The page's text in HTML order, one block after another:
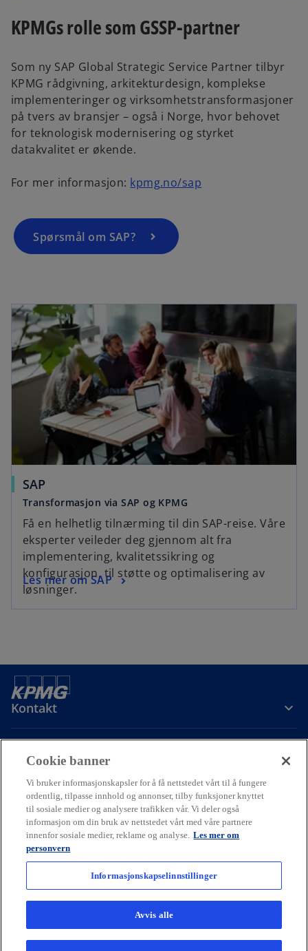
KPMGs rolle som GSSP-partner
Som ny SAP Global Strategic Service Partner tilbyr
KPMG rådgivning, arkitekturdesign, komplekse
implementeringer og virksomhetstransformasjoner
på tvers av bransjer – også i Norge, hvor behovet
for teknologisk modernisering og styrket
datakvalitet er økende.
For mer informasjon: kpmg.no/sap
Spørsmål om SAP?
SAP
Transformasjon via SAP og KPMG
Få en helhetlig tilnærming til din SAP-reise. Våre
eksperter veileder deg gjennom alt fra
implementering, kvalitetssikring og
konfigurasjon, til støtte og optimalisering av
løsninger.
Les mer om SAP
Kontakt
Om oss
Karriere
o
p
e
n
s
i
n
a
o
p
e
n
s
n
a
o
p
e
n
s
n
a
© 2026 KPMG AS and KPMG Law Advokatfirma AS, Norwegian limited
liability companies and a member firm of the KPMG global
organization of independent member firms affiliated with KPMG
Cookie banner
Vi bruker informasjonskapsler for å få nettstedet vårt til å fungere
ordentlig, tilpasse innhold og annonser, tilby funksjoner knyttet
til sosiale medier og analysere trafikken vår. Vi deler også
informasjon om din bruk av nettstedet vårt med våre partnere
innenfor sosiale medier, reklame og analyse. Les mer om
personvern
Informasjonskapselinnstillinger
Avvis alle